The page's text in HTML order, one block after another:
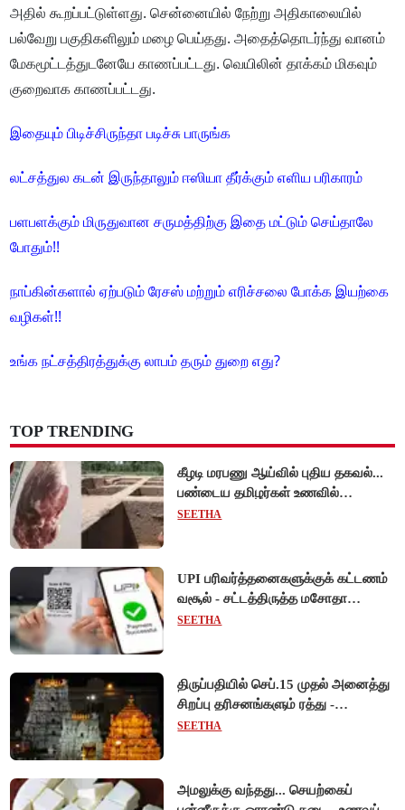
அதில் கூறப்பட்டுள்ளது. சென்னையில் நேற்று அதிகாலையில்
பல்வேறு பகுதிகளிலும் மழை பெய்தது. அதைத்தொடர்ந்து வானம்
மேகமூட்டத்துடனேயே காணப்பட்டது. வெயிலின் தாக்கம் மிகவும்
குறைவாக காணப்பட்டது.
இதையும் பிடிச்சிருந்தா படிச்சு பாருங்க
லட்சத்துல கடன் இருந்தாலும் ஈஸியா தீர்க்கும் எளிய பரிகாரம்
பளபளக்கும் மிருதுவான சருமத்திற்கு இதை மட்டும் செய்தாலே
போதும்!!
நாப்கின்களால் ஏற்படும் ரேசஸ் மற்றும் எரிச்சலை போக்க இயற்கை
வழிகள்!!
உங்க நட்சத்திரத்துக்கு லாபம் தரும் துறை எது?
TOP TRENDING
கீழடி மரபணு ஆய்வில் புதிய தகவல்...
பண்டைய தமிழர்கள் உணவில்
அதிகளவு இறைச்சி பயன்பாடு!
SEETHA
UPI பரிவர்த்தனைகளுக்குக் கட்டணம்
வசூல் - சட்டத்திருத்த மசோதா
நிறைவேற்றம்!
SEETHA
திருப்பதியில் செப்.15 முதல் அனைத்து
சிறப்பு தரிசனங்களும் ரத்து -
பிரம்மோற்சவத்திற்கான ஏற்பாடுகள்
SEETHA
அமலுக்கு வந்தது... செயற்கைப்